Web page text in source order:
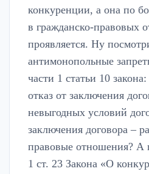
конкуренции, а она по
в гражданско-правовых
проявляется. Ну
антимонопольные
части 1 статьи 10
отказ от заключения
невыгодных условий
заключения договора –
правовые отношения? А
1 ст. 23 Закона «О